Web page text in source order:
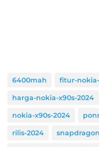
6400mah
fitur-
harga-nokia-x90s-2024
nokia-x90s-2024
rilis-2024